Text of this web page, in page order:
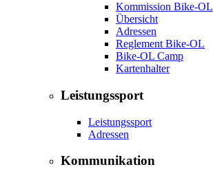
Kommission Bike-OL
Übersicht
Adressen
Reglement Bike-OL
Bike-OL Camp
Kartenhalter
Leistungssport
Leistungssport
Adressen
Kommunikation